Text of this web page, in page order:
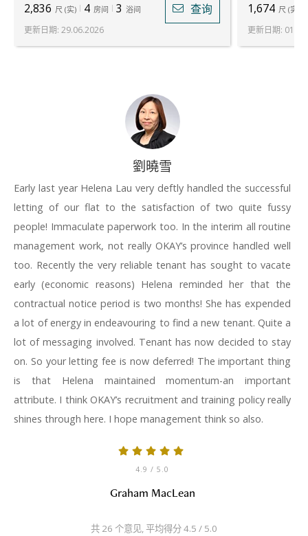
2,836 尺 (实) 4 房间 3 浴间 查询
更新日期: 29.06.2026
1,674 尺 (实
更新日期:
劉曉雪
Early last year Helena Lau very deftly handled the successful
letting of our flat to the satisfaction of two quite fussy
people! Immaculate paperwork too. In the interim all routine
management work, not really OKAY’s province handled well
too. Recently the very reliable tenant has sought to vacate
early (economic reasons) Helena reminded her that the
contractual notice period is two months! She has expended
a lot of energy in endeavouring to find a new tenant. Quite a
lot of messaging involved. Tenant has now decided to stay
on. So your letting fee is now deferred! The important thing
is that Helena maintained momentum-an important
attribute. I think OKAY’s recruitment and training policy really
shines through here. I hope management think so also.
4.9 / 5.0
Graham MacLean
共 26 个意见, 平均得分 4.5 / 5.0